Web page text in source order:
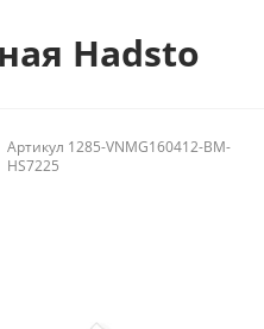
Hadsto
Артикул 1285-VNMG160412-BM-
HS7225